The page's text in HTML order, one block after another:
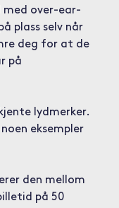
med over-ear-
plass selv når
deg for at de
på
lydmerker.
eksempler
den mellom
på 50